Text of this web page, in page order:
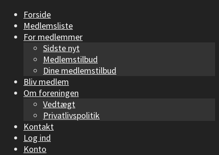
Forside
Medlemsliste
For medlemmer
Sidste nyt
Medlemstilbud
Dine medlemstilbud
Bliv medlem
Om foreningen
Vedtægt
Privatlivspolitik
Kontakt
Log ind
Konto